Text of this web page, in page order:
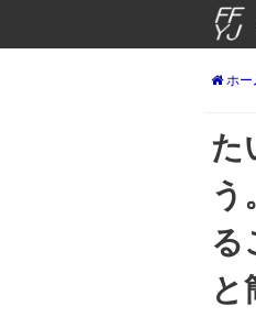
ホー
た
う
る
と